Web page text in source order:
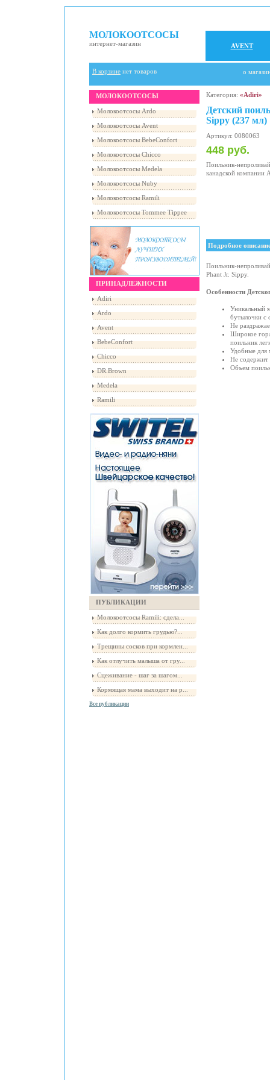
МОЛОКООТСОСЫ
интернет-магазин AVENT
В корзине нет товаров о
МОЛОКООТСОСЫ
Молокоотсосы Ardo
Молокоотсосы Avent
Молокоотсосы BebeConfort
Молокоотсосы Chicco
Молокоотсосы Medela
Молокоотсосы Nuby
Молокоотсосы Ramili
Молокоотсосы Tommee Tippee
ПРИНАДЛЕЖНОСТИ
Adiri
Ardo
Avent
BebeConfort
Chicco
DR.Brown
Medela
Ramili
ПУБЛИКАЦИИ
Молокоотсосы Ramili: сдела...
Как долго кормить грудью?...
Трещины сосков при кормлен...
Как отлучить малыша от гру...
Сцеживание - шаг за шагом...
Кормящая мама выходит на р...
Все публикации
Категория: «Adiri»
Детский
Sippy (237 мл)
Артикул: 0080063
448 руб.
Поильник-
канадской компании
Подробное
Поильник-
Phant Jr. Sippy.
Особенности
Уникальный
бутылочки с
Не
Широкое
поильник
Удобные для
Не содержит
Объем